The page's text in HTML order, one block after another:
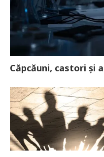
Căpcăuni, castori și